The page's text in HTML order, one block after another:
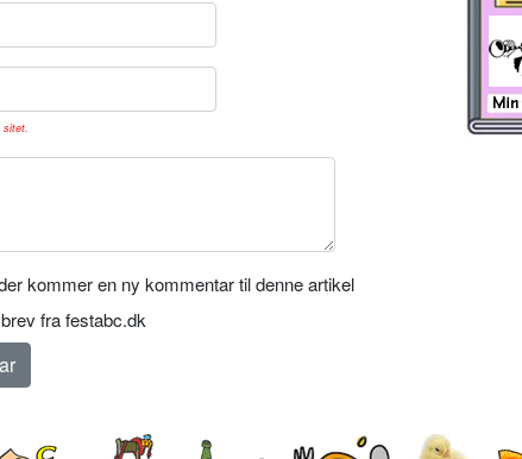
sitet.
kommer en ny kommentar til denne artikel
fra festabc.dk